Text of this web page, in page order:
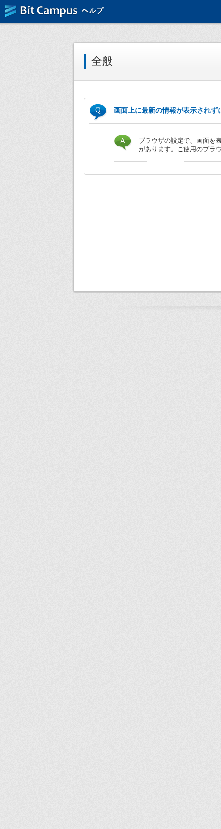
全般
画面上に最新の情報が表示され
ブラウザの設定で、画面を
があります。ご使用のブラ